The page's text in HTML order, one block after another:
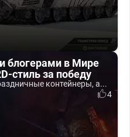
блогерами в Мире
стиль за победу
контейнеры, а...
4